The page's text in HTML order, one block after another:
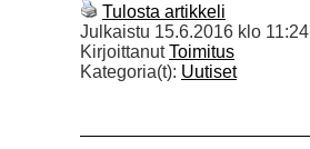
Tulosta artikkeli
Julkaistu 15.6.2016 klo 11:24
KirjoittanutToimitus
Kategoria(t): Uutiset